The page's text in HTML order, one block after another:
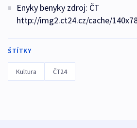
Enyky benyky zdroj: ČT
http://img2.ct24.cz/cache/
ŠTÍTKY
Kultura ČT24